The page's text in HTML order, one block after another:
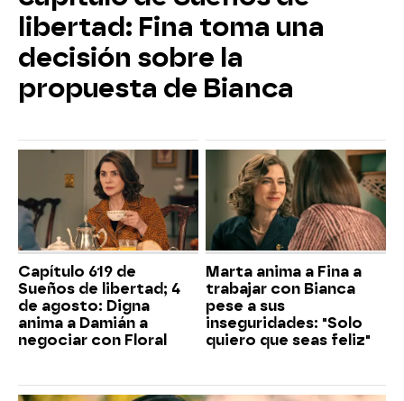
libertad: Fina toma una
decisión sobre la
propuesta de Bianca
Capítulo 619 de
Sueños de libertad; 4
de agosto: Digna
anima a Damián a
negociar con Floral
Marta anima a Fina a
trabajar con Bianca
pese a sus
inseguridades: "Solo
quiero que seas feliz"